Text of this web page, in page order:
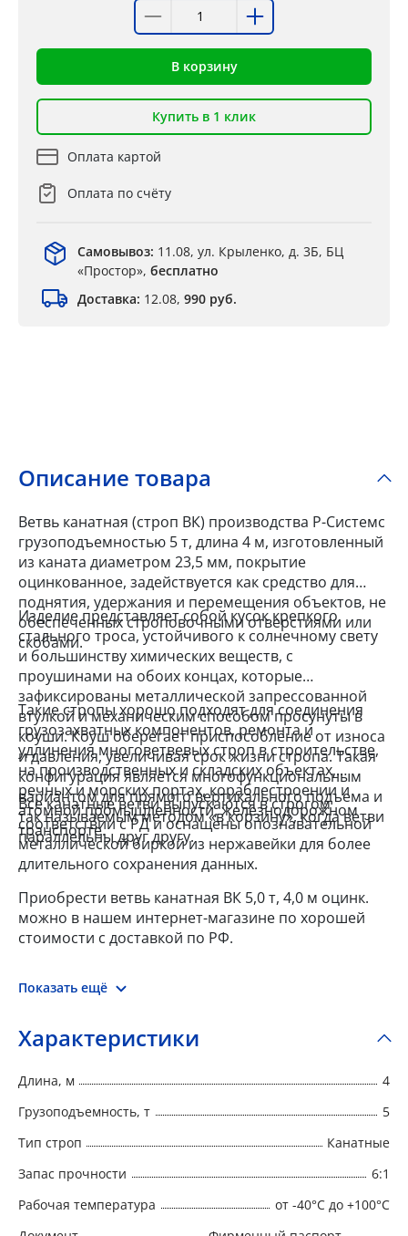
В корзину
Купить в 1 клик
Оплата картой
Оплата по счёту
Самовывоз: 11.08, ул. Крыленко, д. 3Б, БЦ
«Простор», бесплатно
Доставка: 12.08, 990 руб.
Описание товара
Ветвь канатная (строп ВК) производства Р-Системс
грузоподъемностью 5 т, длина 4 м, изготовленный
из каната диаметром 23,5 мм, покрытие
оцинкованное, задействуется как средство для
поднятия, удержания и перемещения объектов, не
обеспеченных строповочными отверстиями или
скобами.
Изделие представляет собой кусок крепкого
стального троса, устойчивого к солнечному свету
и большинству химических веществ, с
проушинами на обоих концах, которые
зафиксированы металлической запрессованной
втулкой и механическим способом просунуты в
коуши. Коуш оберегает приспособление от износа
и давления, увеличивая срок жизни стропа. Такая
конфигурация является многофункциональным
вариантом для прямого вертикального подъема и
так называемым методом «в корзину», когда ветви
параллельны друг другу.
Такие стропы хорошо подходят для соединения
грузозахватных компонентов, ремонта и
удлинения многоветвевых строп в строительстве,
на производственных и складских объектах,
речных и морских портах, кораблестроении и
атомной промышленности, железнодорожном
транспорте.
Все канатные ветви выпускаются в строгом
соответствии с РД и оснащены опознавательной
металлической биркой из нержавейки для более
длительного сохранения данных.
Приобрести ветвь канатная ВК 5,0 т, 4,0 м оцинк.
можно в нашем интернет-магазине по хорошей
стоимости с доставкой по РФ.
Показать ещё
Характеристики
Длина, м
4
Грузоподъемность, т
5
Тип строп
Канатные
Запас прочности
6:1
Рабочая температура
от -40°C до +100°C